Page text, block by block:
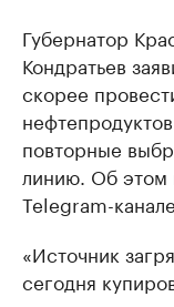
Губернатор
Кондратьев
скорее
повторные
линию. Об этом
Telegram-канале.
«Источник
сегодня